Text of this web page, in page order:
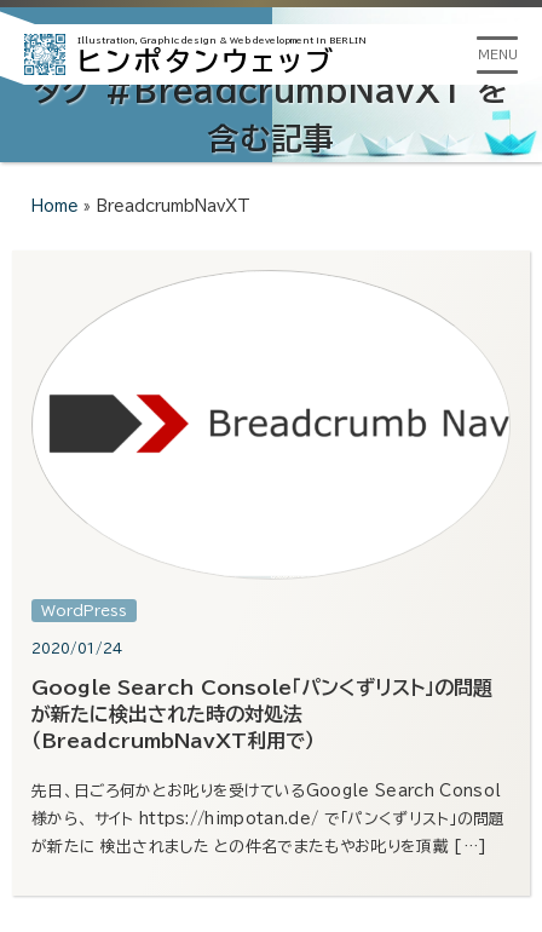
Illustration, Graphic design & Web development in BERLIN
ヒンポタンウェッブ MENU
タグ #BreadcrumbNavXT を
含む記事
Home » BreadcrumbNavXT
WordPress
2020/01/24
Google Search Console「パンくずリスト」の問題
が新たに検出された時の対処法
（BreadcrumbNavXT利用で）
先日、日ごろ何かとお叱りを受けているGoogle Search Consol
様から、 サイト https://himpotan.de/ で「パンくずリスト」の問題
が新たに 検出されました との件名でまたもやお叱りを頂戴 […]